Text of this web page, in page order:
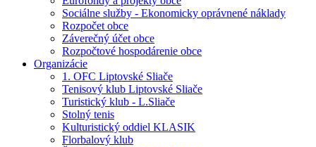
Sociálne služby - Ekonomicky oprávnené náklady
Rozpočet obce
Záverečný účet obce
Rozpočtové hospodárenie obce
Organizácie
1. OFC Liptovské Sliače
Tenisový klub Liptovské Sliače
Turistický klub - L.Sliače
Stolný tenis
Kulturistický oddiel KLASIK
Florbalový klub